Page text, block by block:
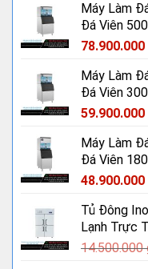
Máy Làm
Đá Viên
78.900.000
Máy Làm
Đá Viên
59.900.000
Máy Làm
Đá Viên
48.900.000
Tủ Đông
Lạnh Trực
14.500.000